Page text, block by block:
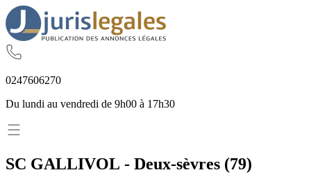
0247606270
Du lundi au vendredi de 9h00 à 17h30
SC GALLIVOL - Deux-sèvres (79)